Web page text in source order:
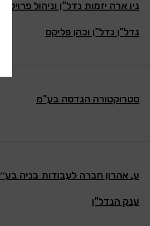
ניו ארה יזמות נדל"ן וניהול
נדל"ן נדל"ן וכהן פליקס
סטרוקטורה הנדסה בע"מ
ע. אהרון חברה לעבודות בניה
ענק הנדל"ן